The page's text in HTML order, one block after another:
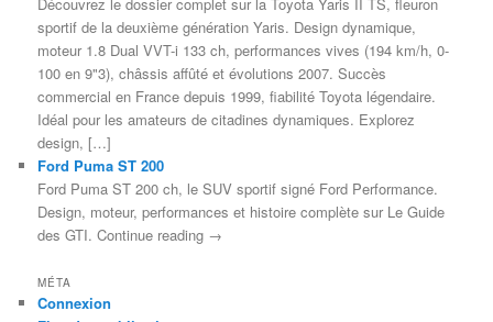
sportif de la deuxième génération Yaris. Design dynamique,
moteur 1.8 Dual VVT-i 133 ch, performances vives (194 km/h, 0-
100 en 9"3), châssis affûté et évolutions 2007. Succès
commercial en France depuis 1999, fiabilité Toyota légendaire.
Idéal pour les amateurs de citadines dynamiques. Explorez
design, […]
Ford Puma ST 200
Ford Puma ST 200 ch, le SUV sportif signé Ford Performance.
Design, moteur, performances et histoire complète sur Le Guide
des GTI. Continue reading →
MÉTA
Connexion